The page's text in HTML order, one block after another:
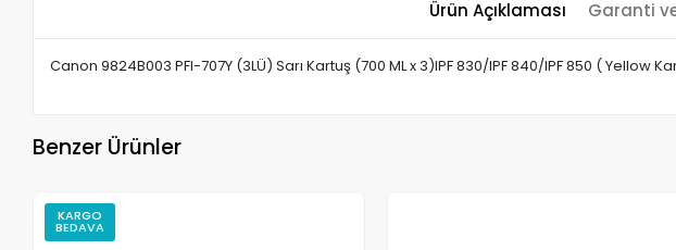
Ürün Açıklaması Garanti
Canon 9824B003 PFI-707Y (3LÜ) Sarı Kartuş (700 ML x 3)IPF 830/IPF 840/IPF 850 ( Yellow
Benzer Ürünler
KARGO
BEDAVA